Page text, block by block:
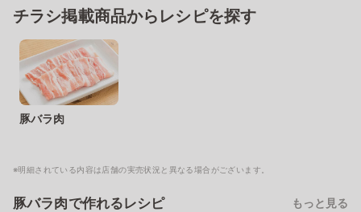
チラシ掲載商品からレシピを探す
豚バラ肉
※明細されている内容は店舗の実売状況と異なる場合がございます。
豚バラ肉で作れるレシピ もっと見る